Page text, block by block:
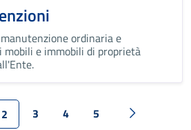
ordinaria e
e immobili di proprietà
2 3 4 5